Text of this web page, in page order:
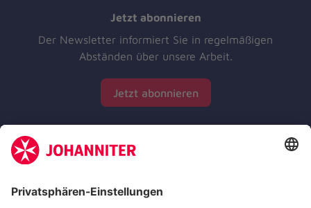
Jetzt abonnieren
Der Newsletter informiert Sie in regelmäßigen
Abständen über unsere Arbeit.
Jetzt abonnieren
Zertifizierung der Johanniter-Unfall-Hilfe e.V.